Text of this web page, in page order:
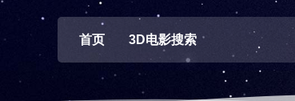
首页 3D电影搜索